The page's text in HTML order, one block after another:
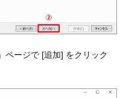
ページで [追加] をクリック